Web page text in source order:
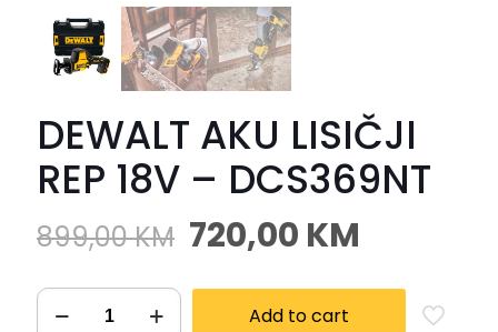
DEWALT AKU LISIČJI
REP 18V – DCS369NT
899,00KM 720,00 KM
Add to cart